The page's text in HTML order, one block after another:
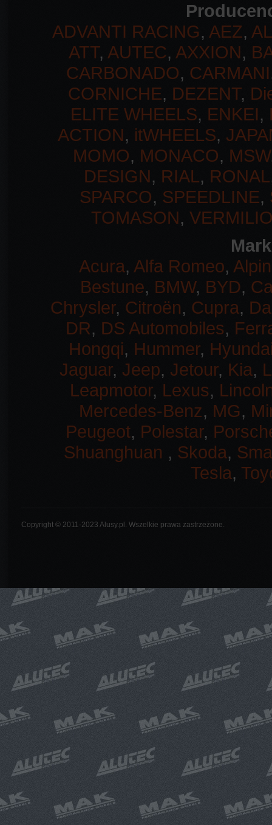
ADVANTI RACING, AEZ,
ATT, AUTEC, AXXION,
CARBONADO, CARMANI
CORNICHE, DEZENT,
ELITE WHEELS, ENKEI,
ACTION, itWHEELS,
MOMO, MONACO, MSW
DESIGN, RIAL, RONAL
SPARCO, SPEEDLINE,
TOMASON,
Acura, Alfa Romeo,
Bestune, BMW, BYD,
Chrysler, Citroën, Cupra,
DR, DS Automobiles,
Hongqi, Hummer,
Jaguar, Jeep, Jetour, Kia,
Leapmotor, Lexus,
Mercedes-Benz, MG,
Peugeot, Polestar,
Shuanghuan , Skoda,
Tesla,
Copyright © 2011-2023 Alusy.pl. Wszelkie prawa zastrzeżone.